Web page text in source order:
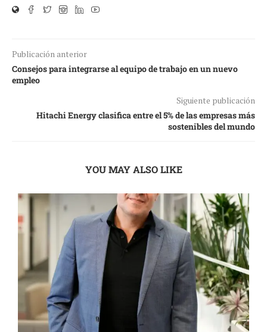
Publicación anterior
Consejos para integrarse al equipo de trabajo en un nuevo
empleo
Siguiente publicación
Hitachi Energy clasifica entre el 5% de las empresas más
sostenibles del mundo
YOU MAY ALSO LIKE